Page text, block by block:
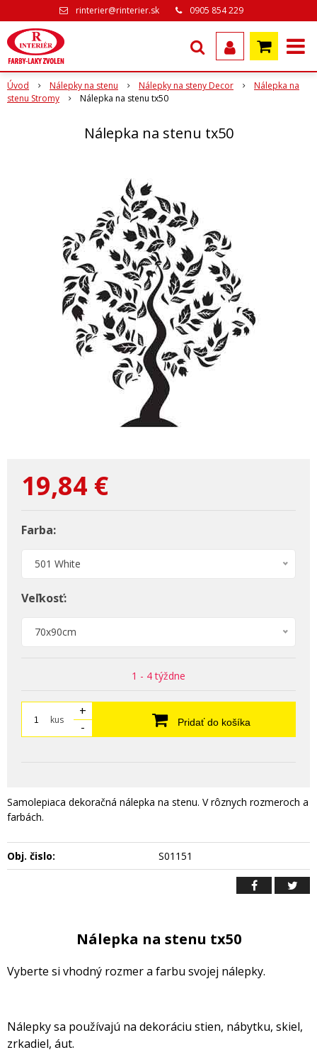
rinterier@rinterier.sk 0905 854 229
Úvod Nálepky na stenu Nálepky na steny Decor
Nálepka na
stenu Stromy
Nálepka na stenu tx50
Nálepka na stenu tx50
19,84 €
Farba:
501 White
Veľkosť:
70x90cm
1 - 4 týždne
kus
+
-
Pridať do košíka
Samolepiaca dekoračná nálepka na stenu. V rôznych rozmeroch a
farbách.
Obj. čislo: S01151
Nálepka na stenu tx50
Vyberte si vhodný rozmer a farbu svojej nálepky.
Nálepky sa používajú na dekoráciu stien, nábytku, skiel,
zrkadiel, áut.